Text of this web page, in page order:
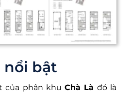
bật
của phân khuChà Là đó là